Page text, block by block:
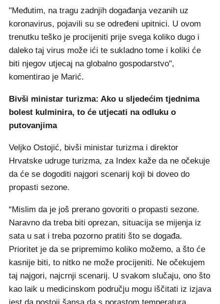
"Međutim, na tragu zadnjih događanja vezanih uz
koronavirus, pojavili su se određeni upitnici. U ovom
trenutku teško je procijeniti prije svega koliko dugo i
daleko taj virus može ići te sukladno tome i koliki će
biti njegov utjecaj na globalno gospodarstvo",
komentirao je Marić.
Bivši ministar turizma: Ako u sljedećim tjednima
bolest kulminira, to će utjecati na odluku o
putovanjima
Veljko Ostojić, bivši ministar turizma i direktor
Hrvatske udruge turizma, za Index kaže da ne očekuje
da će se dogoditi najgori scenarij koji bi doveo do
propasti sezone.
“Mislim da je još prerano govoriti o propasti sezone.
Naravno da treba biti oprezan, situacija se mijenja iz
sata u sat i treba pozorno pratiti što se događa.
Prioritet je da se pripremimo koliko možemo, a što će
kasnije biti, to nitko ne može procijeniti. Ne očekujem
taj najgori, najcrnji scenarij. U svakom slučaju, ono što
kao laik u medicinskom području mogu iščitati iz izjava